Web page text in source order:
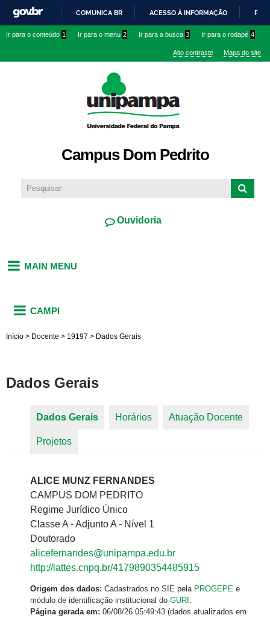
conteúdo
IR
O
COMUNICA BR ACESSO À INFORMAÇÃO
Ir para o conteúdo 1 Ir para o menu 2 Ir para a busca 3 Ir para o rodapé 4
Alto contraste Mapa do site
Campus Dom Pedrito
Ouvidoria
MAIN MENU
CAMPI
Início > Docente > 19197 > Dados Gerais
Dados Gerais
Dados Gerais (aba ativa)
Horários Atuação Docente
Projetos
ALICE MUNZ FERNANDES
CAMPUS DOM PEDRITO
Regime Jurídico Único
Classe A - Adjunto A - Nível 1
Doutorado
alicefernandes@unipampa.edu.br
http://lattes.cnpq.br/4179890354485915
Origem dos dados: Cadastrados no SIE pela PROGEPE e
módulo de identificação institucional do GURI .
Página gerada em: 06/08/26 05:49:43 (dados atualizados em